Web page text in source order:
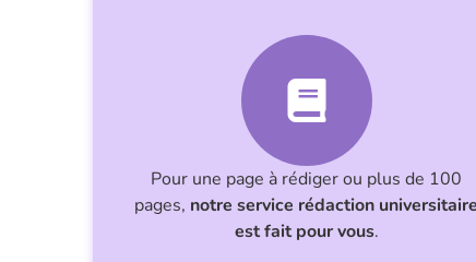
Pour une page à rédiger ou plus de 100
pages, notre service rédaction universitaire
est fait pour vous.